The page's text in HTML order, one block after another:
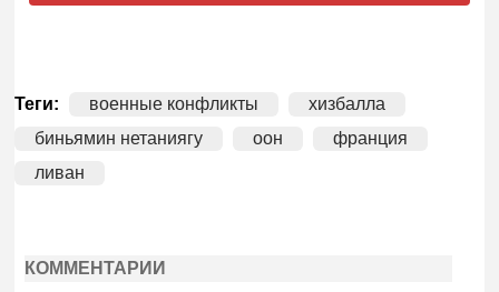
Теги: военные конфликты
хизбалла
биньямин нетаниягу
оон
франция
ливан
КОММЕНТАРИИ